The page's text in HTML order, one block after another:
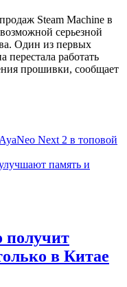
Steam Machine в
серьезной
Один из первых
перестала работать
прошивки, сообщает
Next 2 в топовой
память и
получит
в Китае